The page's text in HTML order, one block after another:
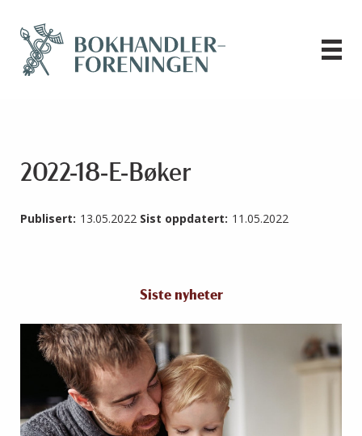
2022-18-E-Bøker
Publisert: 13.05.2022 Sist oppdatert: 11.05.2022
Siste nyheter